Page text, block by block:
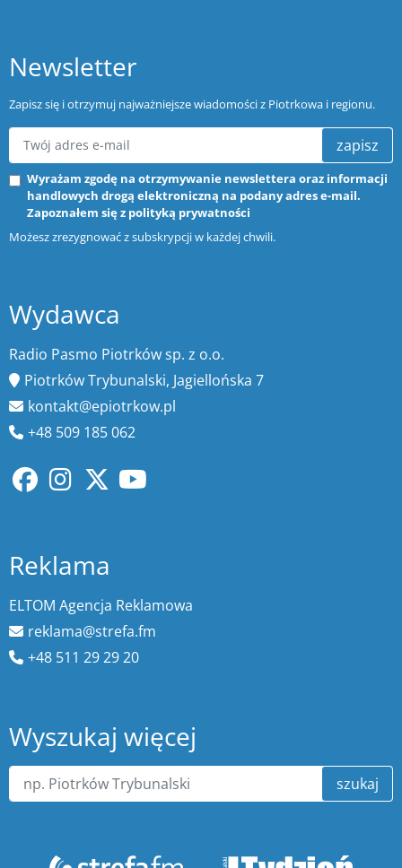
Newsletter
Zapisz się i otrzymuj najważniejsze wiadomości z Piotrkowa i regionu.
zapisz
Wyrażam zgodę na otrzymywanie newslettera oraz informacji
handlowych drogą elektroniczną na podany adres e-mail.
Zapoznałem się z polityką prywatności
Możesz zrezygnować z subskrypcji w każdej chwili.
Wydawca
Radio Pasmo Piotrków sp. z o.o.
Piotrków Trybunalski, Jagiellońska 7
kontakt@epiotrkow.pl
+48 509 185 062
Reklama
ELTOM Agencja Reklamowa
reklama@strefa.fm
+48 511 29 29 20
Wyszukaj więcej
szukaj